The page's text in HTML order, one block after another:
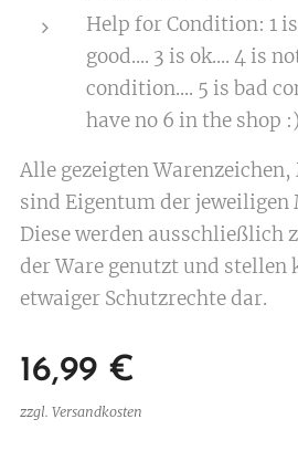
Help for Condition: 1
good.... 3 is ok.... 4 is
condition.... 5 is bad
have no 6 in the shop
Alle gezeigten
sind Eigentum der jeweiligen
Diese werden
der Ware genutzt und stellen
etwaiger Schutzrechte dar.
16,99 €
zzgl. Versandkosten